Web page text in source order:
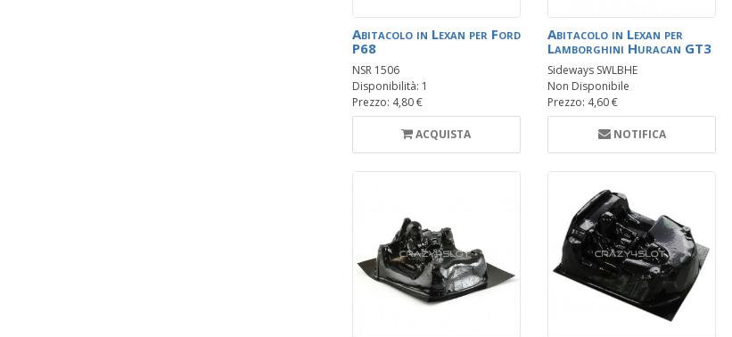
Abitacolo in Lexan per Ford
P68
NSR 1506
Disponibilità: 1
Prezzo: 4,80 €
ACQUISTA
Abitacolo in Lexan per
Lamborghini Huracan GT3
Sideways SWLBHE
Non Disponibile
Prezzo: 4,60 €
NOTIFICA